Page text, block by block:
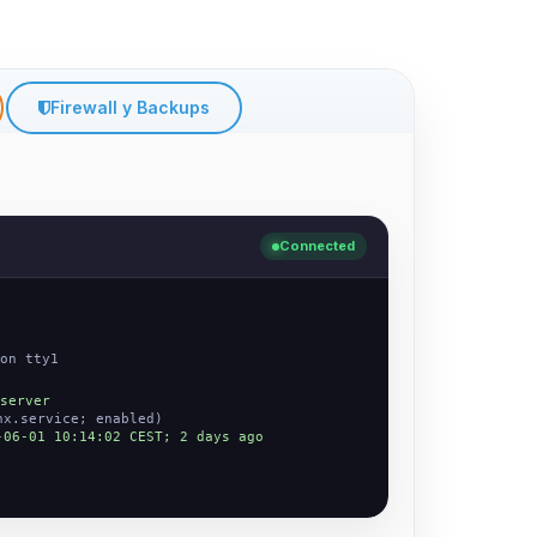
Firewall y Backups
Connected
on tty1
enabled)
01 10:14:02 CEST; 2 days ago